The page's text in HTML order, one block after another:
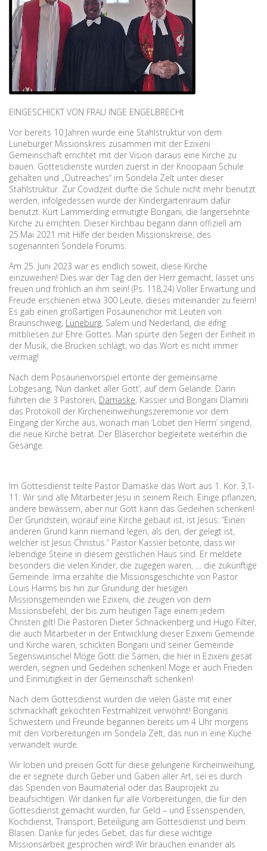
EINGESCHICKT VON FRAU INGE ENGELBRECHt
Vor bereits 10 Jahren wurde eine Stahlstruktur von dem
Lüneburger Missionskreis zusammen mit der Ezixeni
Gemeinschaft errichtet mit der Vision daraus eine Kirche zu
bauen. Gottesdienste wurden zuerst in der Knoopaan Schule
gehalten und „Outreaches“ im Sondela Zelt unter dieser
Stahlstruktur. Zur Covidzeit durfte die Schule nicht mehr benutzt
werden, infolgedessen wurde der Kindergartenraum dafür
benutzt. Kurt Lammerding ermutigte Bongani, die langersehnte
Kirche zu errichten. Dieser Kirchbau begann dann offiziell am
25.Mai 2021 mit Hilfe der beiden Missionskreise, des
sogenannten Sondela Forums.
Am 25. Juni 2023 war es endlich soweit, diese Kirche
einzuweihen! Dies war der Tag den der Herr gemacht, lasset uns
freuen und fröhlich an ihm sein! (Ps. 118,24) Voller Erwartung und
Freude erschienen etwa 300 Leute, dieses miteinander zu feiern!
Es gab einen großartigen Posaunenchor mit Leuten von
Braunschweig, Lüneburg, Salem und Nederland, die eifrig
mitbliesen zur Ehre Gottes. Man spürte den Segen der Einheit in
der Musik, die Brücken schlägt, wo das Wort es nicht immer
vermag!
Nach dem Posaunenvorspiel ertönte der gemeinsame
Lobgesang, ‘Nun danket aller Gott’, auf dem Gelände. Dann
führten die 3 Pastoren, Damaske, Kassier und Bongani Dlamini
das Protokoll der Kircheneinweihungszeremonie vor dem
Eingang der Kirche aus, wonach man ‘Lobet den Herrn’ singend,
die neue Kirche betrat. Der Bläserchor begleitete weiterhin die
Gesänge.
Im Gottesdienst teilte Pastor Damaske das Wort aus 1. Kor. 3,1-
11: Wir sind alle Mitarbeiter Jesu in seinem Reich. Einige pflanzen,
andere bewässern, aber nur Gott kann das Gedeihen schenken!
Der Grundstein, worauf eine Kirche gebaut ist, ist Jesus: “Einen
anderen Grund kann niemand legen, als den, der gelegt ist,
welcher ist Jesus Christus.“ Pastor Kassier betonte, dass wir
lebendige Steine in diesem geistlichen Haus sind. Er meldete
besonders die vielen Kinder, die zugegen waren, … die zukünftige
Gemeinde. Irma erzählte die Missionsgeschichte von Pastor
Louis Harms bis hin zur Gründung der hiesigen
Missionsgemeinden wie Ezixeni, die zeugen von dem
Missionsbefehl, der bis zum heutigen Tage einem jedem
Christen gilt! Die Pastoren Dieter Schnackenberg und Hugo Filter,
die auch Mitarbeiter in der Entwicklung dieser Ezixeni Gemeinde
und Kirche waren, schickten Bongani und seiner Gemeinde
Segenswünsche! Möge Gott die Samen, die hier in Ezixeni gesät
werden, segnen und Gedeihen schenken! Möge er auch Frieden
und Einmütigkeit in der Gemeinschaft schenken!
Nach dem Gottesdienst wurden die vielen Gäste mit einer
schmackhaft gekochten Festmahlzeit verwöhnt! Bonganis
Schwestern und Freunde begannen bereits um 4 Uhr morgens
mit den Vorbereitungen im Sondela Zelt, das nun in eine Küche
verwandelt wurde.
Wir loben und preisen Gott für diese gelungene Kircheinweihung,
die er segnete durch Geber und Gaben aller Art, sei es durch
das Spenden von Baumaterial oder das Bauprojekt zu
beaufsichtigen. Wir danken für alle Vorbereitungen, die für den
Gottesdienst gemacht wurden, für Geld – und Essenspenden,
Kochdienst, Transport, Beteiligung am Gottesdienst und beim
Blasen. Danke für jedes Gebet, das für diese wichtige
Missionsarbeit gesprochen wird! Wir brauchen einander als